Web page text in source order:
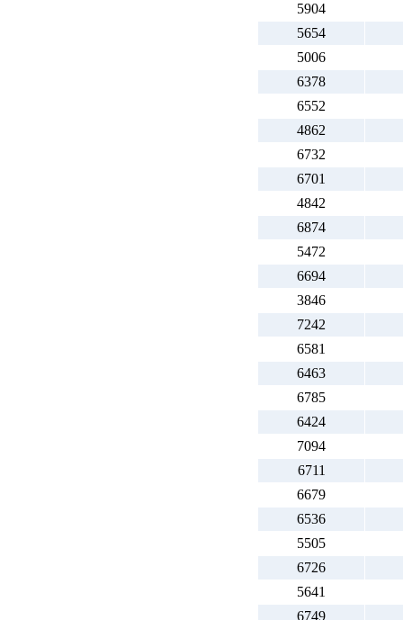
5904
5654
5006
6378
6552
4862
6732
6701
4842
6874
5472
6694
3846
7242
6581
6463
6785
6424
7094
6711
6679
6536
5505
6726
5641
6749